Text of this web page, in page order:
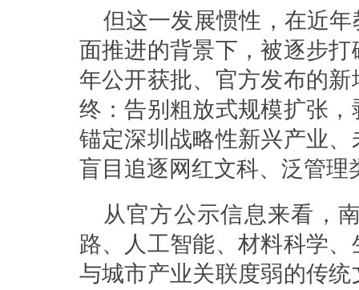
但这一发展惯性，在近
面推进的背景下，被逐步
年公开获批、官方发布的
终：告别粗放式规模扩张
锚定深圳战略性新兴产业
盲目追逐网红文科、泛管理
从官方公示信息来看，
路、人工智能、材料科学
与城市产业关联度弱的传